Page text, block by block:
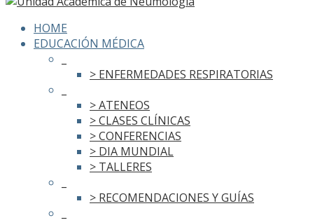
HOME
EDUCACIÓN MÉDICA
> ENFERMEDADES RESPIRATORIAS
> ATENEOS
> CLASES CLÍNICAS
> CONFERENCIAS
> DIA MUNDIAL
> TALLERES
> RECOMENDACIONES Y GUÍAS